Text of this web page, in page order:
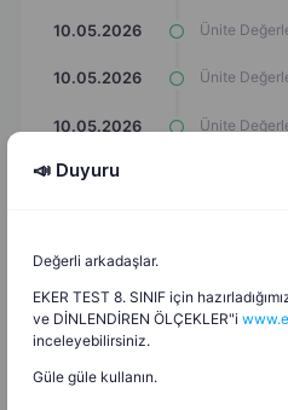
10.05.2026 Ünite
10.05.2026 Ünite
10.05.2026 Ünite
10.05.2026
10.05.2026 Ünite
📣 Duyuru
Değerli arkadaşlar.
EKER TEST 8. SINIF için
ve DİNLENDİREN ÖLÇEKLER"i
inceleyebilirsiniz.
Güle güle kullanın.